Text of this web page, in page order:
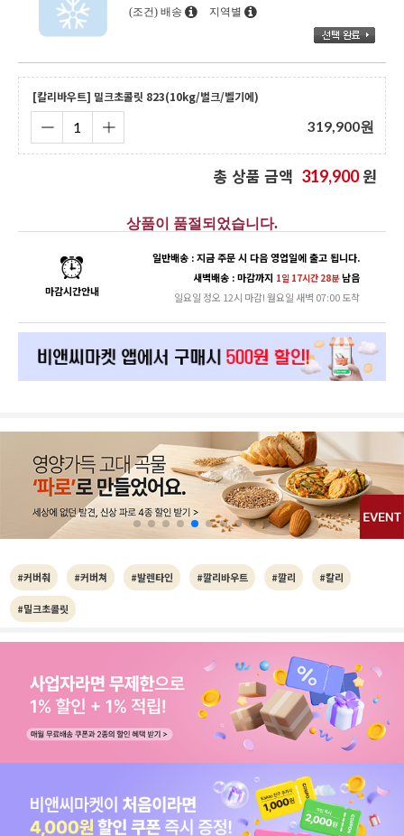
(조건) 배송
지역별
[칼리바우트] 밀크초콜릿 823(10kg/벌크/벨기에)
319,900원
총 상품 금액 319,900원
상품이 품절되었습니다.
마감시간안내
일반배송 : 지금 주문 시 다음 영업일에 출고 됩니다.
새벽배송 : 마감까지 1일 17시간 28분남음
일요일 정오 12시 마감! 월요일 새벽 07:00 도착
#커버춰 #커버쳐 #발렌타인 #깔리바우트 #깔리 #칼리
#밀크초콜릿